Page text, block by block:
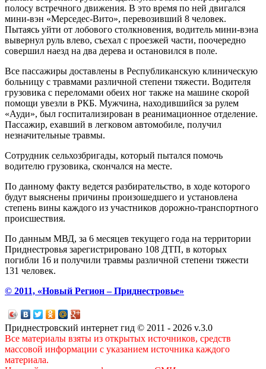
полосу встречного движения. В это время по ней двигался
мини-вэн «Мерседес-Вито», перевозивший 8 человек.
Пытаясь уйти от лобового столкновения, водитель мини-вэна
вывернул руль влево, съехал с проезжей части, поочередно
совершил наезд на два дерева и остановился в поле.
Все пассажиры доставлены в Республиканскую клиническую
больницу с травмами различной степени тяжести. Водителя
грузовика с переломами обеих ног также на машине скорой
помощи увезли в РКБ. Мужчина, находившийся за рулем
«Ауди», был госпитализирован в реанимационное отделение.
Пассажир, ехавший в легковом автомобиле, получил
незначительные травмы.
Сотрудник сельхозбригады, который пытался помочь
водителю грузовика, скончался на месте.
По данному факту ведется разбирательство, в ходе которого
будут выяснены причины произошедшего и установлена
степень вины каждого из участников дорожно-транспортного
происшествия.
По данным МВД, за 6 месяцев текущего года на территории
Приднестровья зарегистрировано 108 ДТП, в которых
погибли 16 и получили травмы различной степени тяжести
131 человек.
© 2011, «Новый Регион – Приднестровье»
Приднестровский интернет гид © 2011 - 2026 v.3.0
Все материалы взяты из открытых источников, средств
массовой информации с указанием источника каждого
материала.